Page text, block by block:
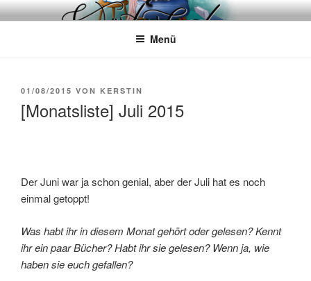
Zum
InhaltWÖRTERKATZE
Von Büchern erzählen
Menü
VERÖFFENTLICHT
01/08/2015 VON KERSTIN
[Monatsliste] Juli 2015
Der Juni war ja schon genial, aber der Juli hat es noch
einmal getoppt!
Was habt ihr in diesem Monat gehört oder gelesen? Kennt
ihr ein paar Bücher? Habt ihr sie gelesen? Wenn ja, wie
haben sie euch gefallen?